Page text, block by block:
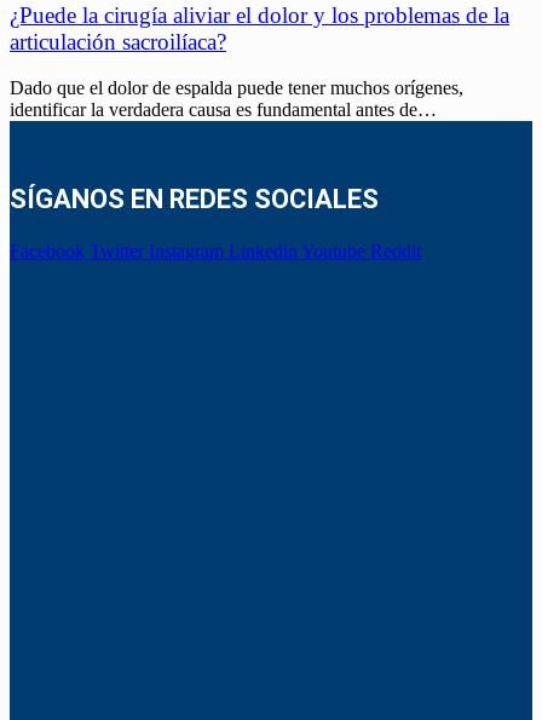
¿Puede la cirugía aliviar el dolor y los problemas de la
articulación sacroilíaca?
Dado que el dolor de espalda puede tener muchos orígenes,
identificar la verdadera causa es fundamental antes de…
SÍGANOS EN REDES SOCIALES
Facebook Twitter Instagram Linkedin Youtube Reddit